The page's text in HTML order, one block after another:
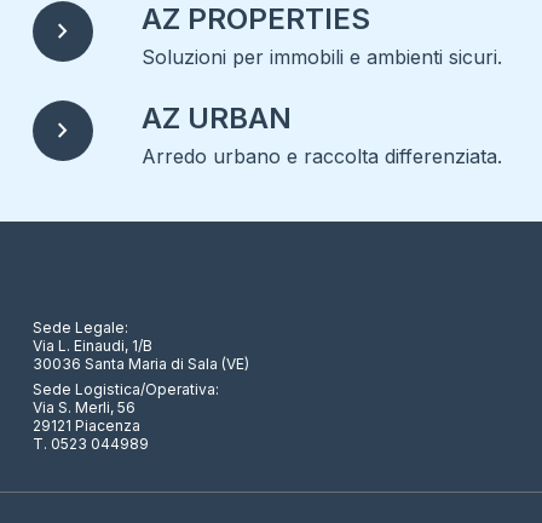
chevron_right AZ PROPERTIES
Soluzioni per immobili e ambienti sicuri.
chevron_right AZ URBAN
Arredo urbano e raccolta differenziata.
Sede Legale:
Via L. Einaudi, 1/B
30036 Santa Maria di Sala (VE)
Sede Logistica/Operativa:
Via S. Merli, 56
29121 Piacenza
T. 0523 044989